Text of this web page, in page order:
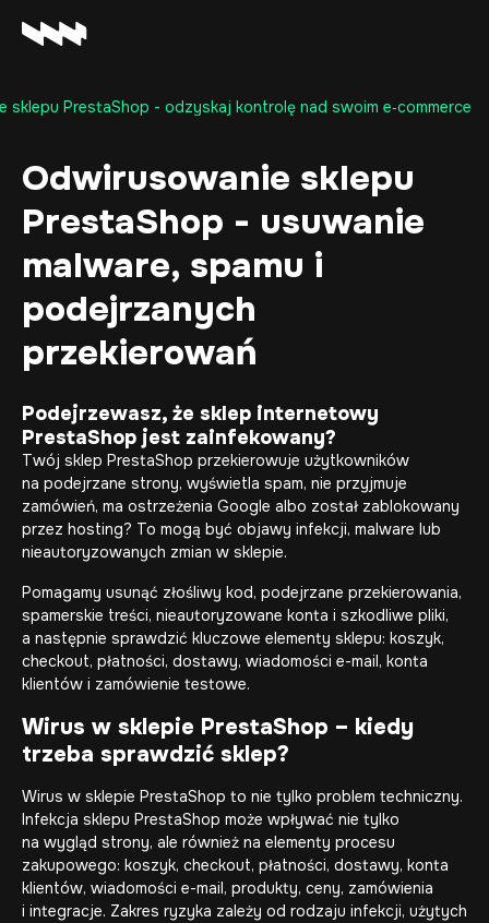
Realizacje
O firmie
Kariera
Baza wiedzy
Kontakt
sklepu PrestaShop - odzyskaj kontrolę nad swoim e‑commerce
Odwirusowanie sklepu
PrestaShop - usuwanie
malware, spamu i
podejrzanych
przekierowań
Podejrzewasz, że sklep internetowy
PrestaShop jest zainfekowany?
Twój sklep PrestaShop przekierowuje użytkowników
na podejrzane strony, wyświetla spam, nie przyjmuje
zamówień, ma ostrzeżenia Google albo został zablokowany
przez hosting? To mogą być objawy infekcji, malware lub
nieautoryzowanych zmian w sklepie.
Pomagamy usunąć złośliwy kod, podejrzane przekierowania,
spamerskie treści, nieautoryzowane konta i szkodliwe pliki,
a następnie sprawdzić kluczowe elementy sklepu: koszyk,
checkout, płatności, dostawy, wiadomości e-mail, konta
klientów i zamówienie testowe.
Wirus w sklepie PrestaShop – kiedy
trzeba sprawdzić sklep?
Wirus w sklepie PrestaShop to nie tylko problem techniczny.
Infekcja sklepu PrestaShop może wpływać nie tylko
na wygląd strony, ale również na elementy procesu
zakupowego: koszyk, checkout, płatności, dostawy, konta
klientów, wiadomości e-mail, produkty, ceny, zamówienia
i integracje. Zakres ryzyka zależy od rodzaju infekcji, użytych